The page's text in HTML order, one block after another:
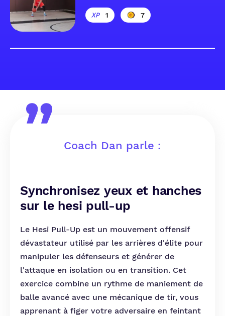
1 7
Coach Dan parle :
Synchronisez yeux et hanches
sur le hesi pull-up
Le Hesi Pull-Up est un mouvement offensif
dévastateur utilisé par les arrières d'élite pour
manipuler les défenseurs et générer de
l'attaque en isolation ou en transition. Cet
exercice combine un rythme de maniement de
balle avancé avec une mécanique de tir, vous
apprenant à figer votre adversaire en feintant